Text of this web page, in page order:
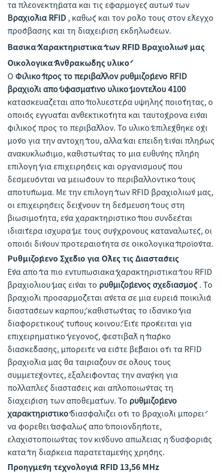
τα πλεονεκτήματα και τις εφαρμογές αυτών των
Βραχιόλια RFID , καθώς και τον ρόλο τους στον έλεγχο
πρόσβασης και τη διαχείριση εκδηλώσεων.
Βασικά Χαρακτηριστικά των RFID Βραχιολιών μας
Οικολογικά Ανθρακώδης υλικό
Ο Φιλικό προς το περιβάλλον ρυθμιζόμενο RFID
βραχιόλι από υφασμάτινο υλικό μοντέλου 4100
κατασκευάζεται από πολυεστέρα υψηλής ποιότητας, ο
οποίος εγγυάται ανθεκτικότητα και ταυτόχρονα είναι
φιλικός προς το περιβάλλον. Το υλικό επιλέχθηκε όχι
μόνο για την αντοχή του, αλλά και επειδή είναι πλήρως
ανακυκλώσιμο, καθιστώντας το μια ευθύνης πλήρη
επιλογή για επιχειρήσεις και οργανισμούς που
δεσμεύονται να μειώσουν το περιβαλλοντικό τους
αποτύπωμα. Με την επιλογή των RFID βραχιολιών μας,
οι επιχειρήσεις δείχνουν τη δέσμευσή τους στη
βιωσιμότητα, ένα χαρακτηριστικό που συνδέεται
ιδιαίτερα ισχυρά με τους σύγχρονους καταναλωτές, οι
οποίοι δίνουν προτεραιότητα σε οικολογικά προϊόντα.
Ρυθμιζόμενο Σχέδιο για Όλες τις Διαστάσεις
Ένα από τα πιο εντυπωσιακά χαρακτηριστικά του RFID
βραχιολιού μας είναι το ρυθμιζόμενος σχεδιασμός. Το
βραχιόλι προσαρμόζεται άνετα σε μια ευρεία ποικιλία
διαστάσεων καρπού, καθιστώντας το ιδανικό για
διαφορετικούς τύπους κοινού. Είτε πρόκειται για
επιχειρηματικό γεγονός, φεστιβάλ ή πάρκο
διασκέδασης, μπορείτε να είστε βέβαιοι ότι τα RFID
βραχιόλια μας θα ταιριάζουν σε όλους τους
συμμετέχοντες, εξαλείφοντας την ανάγκη για
πολλαπλές διαστάσεις και απλοποιώντας τη
διαχείριση των αποθεμάτων. Το ρυθμιζόμενο
χαρακτηριστικόδιασφαλίζει ότι το βραχιόλι μπορεί
να φορεθεί ασφαλώς από οποιονδήποτε,
ελαχιστοποιώντας τον κίνδυνο απώλειας ή δυσφορίας
κατά τη διάρκεια παρατεταμένης χρήσης.
Προηγμένη τεχνολογία RFID 13,56 MHz